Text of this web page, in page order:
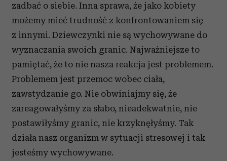
zadbać o siebie. Inna sprawa, że jako kobiety
możemy mieć trudność z konfrontowaniem się
z innymi. Dziewczynki nie są wychowywane do
wyznaczania swoich granic. Najważniejsze to
pamiętać, że to nie nasza reakcja jest problemem.
Problemem jest przemoc wobec ciała,
zawstydzanie go. Nie obwiniajmy się, że
zareagowałyśmy za słabo, nieadekwatnie, nie
postawiłyśmy granic, nie krzyknęłyśmy. Tak
działa nasz organizm w sytuacji stresowej i tak
jesteśmy wychowywane.